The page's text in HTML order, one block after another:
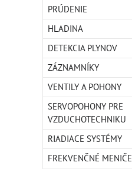
PRÚDENIE
HLADINA
DETEKCIA PLYNOV
ZÁZNAMNÍKY
VENTILY A POHONY
SERVOPOHONY PRE
VZDUCHOTECHNIKU
RIADIACE SYSTÉMY
FREKVENČNÉ MENIČE